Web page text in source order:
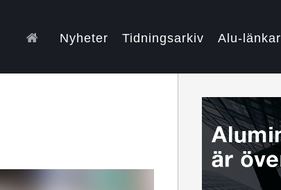
Nyheter Tidningsarkiv Alu-länkar